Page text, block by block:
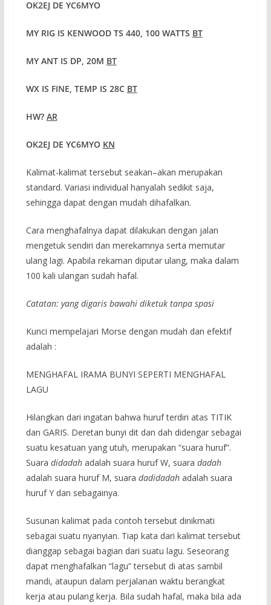
OK2EJ DE YC6MYO
MY RIG IS KENWOOD TS 440, 100 WATTS BT
MY ANT IS DP, 20M BT
WX IS FINE, TEMP IS 28C BT
HW? AR
OK2EJ DE YC6MYO KN
Kalimat-kalimat tersebut seakan–akan merupakan
standard. Variasi individual hanyalah sedikit saja,
sehingga dapat dengan mudah dihafalkan.
Cara menghafalnya dapat dilakukan dengan jalan
mengetuk sendiri dan merekamnya serta memutar
ulang lagi. Apabila rekaman diputar ulang, maka dalam
100 kali ulangan sudah hafal.
Catatan: yang digaris bawahi diketuk tanpa spasi
Kunci mempelajari Morse dengan mudah dan efektif
adalah :
MENGHAFAL IRAMA BUNYI SEPERTI MENGHAFAL
LAGU
Hilangkan dari ingatan bahwa huruf terdiri atas TITIK
dan GARIS. Deretan bunyi dit dan dah didengar sebagai
suatu kesatuan yang utuh, merupakan “suara huruf”.
Suara didadah adalah suara huruf W, suara dadah
adalah suara huruf M, suara dadidadah adalah suara
huruf Y dan sebagainya.
Susunan kalimat pada contoh tersebut dinikmati
sebagai suatu nyanyian. Tiap kata dari kalimat tersebut
dianggap sebagai bagian dari suatu lagu. Seseorang
dapat menghafalkan “lagu” tersebut di atas sambil
mandi, ataupun dalam perjalanan waktu berangkat
kerja atau pulang kerja. Bila sudah hafal, maka bila ada